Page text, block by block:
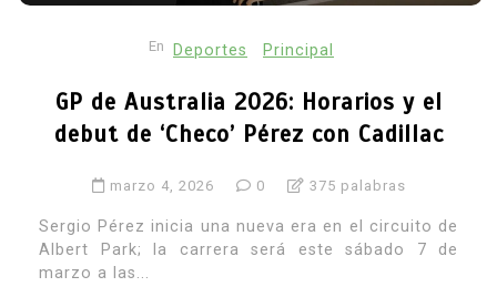
En Deportes Principal
GP de Australia 2026: Horarios y el
debut de ‘Checo’ Pérez con Cadillac
marzo 4, 2026 0 375 palabras
Sergio Pérez inicia una nueva era en el circuito de
Albert Park; la carrera será este sábado 7 de
marzo a las...